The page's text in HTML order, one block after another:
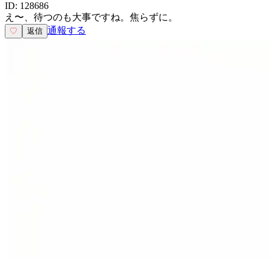
ID: 128686
え〜、待つのも大事ですね。焦らずに。
♡ 返信 通報する